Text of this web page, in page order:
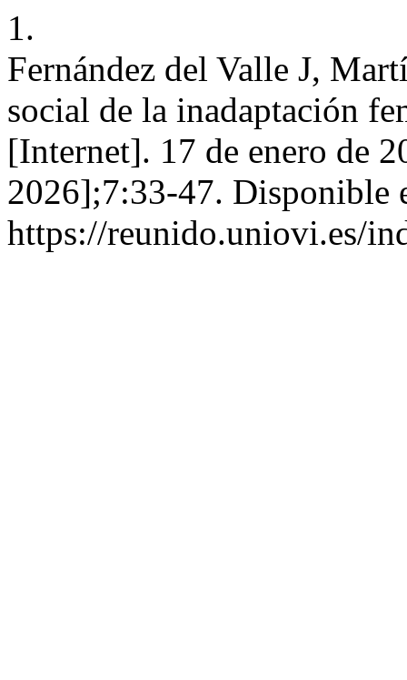
1.
Fernández del Valle J,
social de la inadaptación
[Internet]. 17 de enero de
2026];7:33-47. Disponible
https://reunido.uniovi.es/